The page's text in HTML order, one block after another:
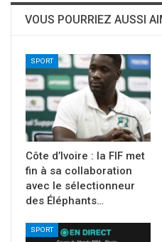
VOUS POURRIEZ AUSSI
SPORT
Côte d’Ivoire : la FIF met
fin à sa collaboration
avec le sélectionneur
des Éléphants…
SPORT